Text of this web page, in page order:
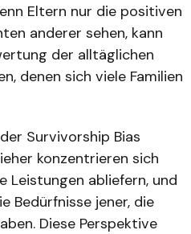
Eltern nur die positiven
anderer sehen, kann
der alltäglichen
denen sich viele Familien
Survivorship Bias
konzentrieren sich
Leistungen abliefern, und
Bedürfnisse jener, die
Diese Perspektive